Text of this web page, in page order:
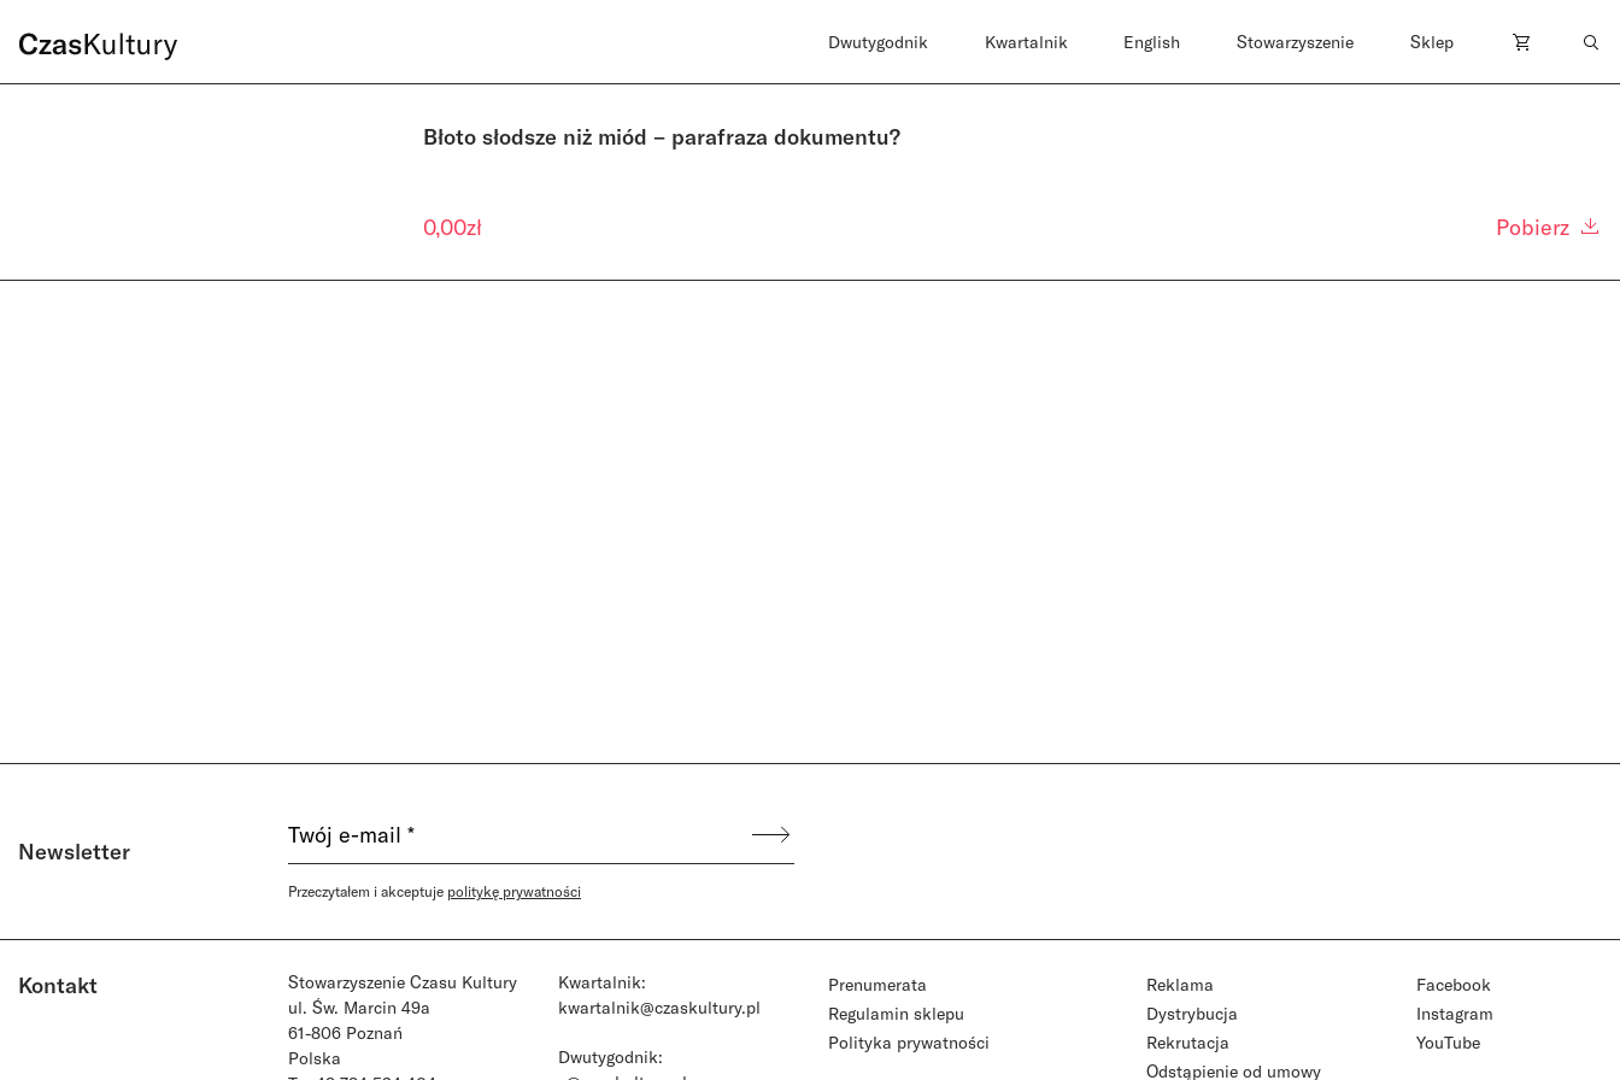
Dwutygodnik Kwartalnik English Stowarzyszenie Sklep
Błoto słodsze niż miód – parafraza dokumentu?
0,00zł Pobierz
Newsletter
Przeczytałem i akceptuje politykę prywatności
Kontakt
Stowarzyszenie Czasu Kultury
ul. Św. Marcin 49a
61-806 Poznań
Polska
Kwartalnik:
kwartalnik@czaskultury.pl
Dwutygodnik:
Prenumerata
Regulamin sklepu
Polityka prywatności
Reklama
Dystrybucja
Rekrutacja
Odstąpienie od umowy
Facebook
Instagram
YouTube